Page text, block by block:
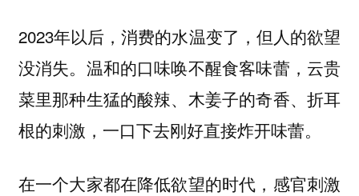
2023年以后，消费的水温变了，但人的欲望
没消失。温和的口味唤不醒食客味蕾，云贵
菜里那种生猛的酸辣、木姜子的奇香、折耳
根的刺激，一口下去刚好直接炸开味蕾。
在一个大家都在降低欲望的时代，感官刺激